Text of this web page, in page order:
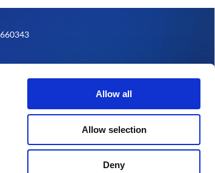
Allow all
Allow selection
Deny
e partita Iva,
Operativo FESR 2014-2020 della Provincia
dello Stato Italiano e della Provincia